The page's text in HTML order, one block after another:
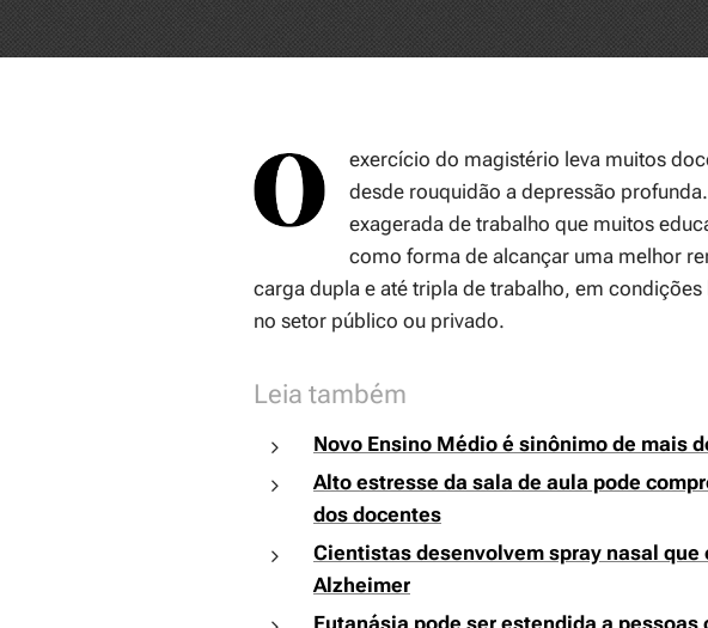
exercício do magistério leva muitos
desde rouquidão a depressão
exagerada de trabalho que muitos
como forma de alcançar uma melhor
carga dupla e até tripla de trabalho, em
no setor público ou privado.
Leia também
Novo Ensino Médio é sinônimo de mais
Alto estresse da sala de aula pode
dos docentes
Cientistas desenvolvem spray nasal
Alzheimer